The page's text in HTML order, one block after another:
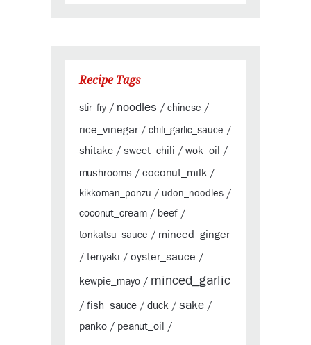
Recipe Tags
stir_fry / noodles / chinese /
rice_vinegar/ chili_garlic_sauce /
shitake / sweet_chili / wok_oil /
mushrooms / coconut_milk /
kikkoman_ponzu / udon_noodles /
coconut_cream / beef /
tonkatsu_sauce / minced_ginger
/ teriyaki / oyster_sauce /
kewpie_mayo / minced_garlic
/ fish_sauce / duck / sake /
panko / peanut_oil /